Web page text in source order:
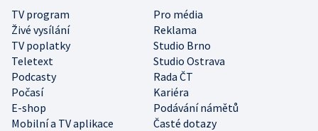
TV program
Pro média
Živé vysílání
Reklama
TV poplatky
Studio Brno
Teletext
Studio Ostrava
Podcasty
Rada ČT
Počasí
Kariéra
E-shop
Podávání námětů
Mobilní a TV aplikace
Časté dotazy